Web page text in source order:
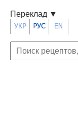
Переклад ▼